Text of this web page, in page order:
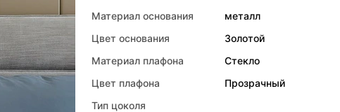
Материал основания
металл
Цвет основания
Золотой
Материал плафона
Стекло
Цвет плафона
Прозрачный
Тип цоколя